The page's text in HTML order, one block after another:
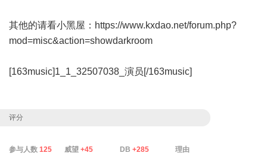
其他的请看小黑屋： https://www.kxdao.net/forum.php?
mod=misc&action=showdarkroom
[163music]1_1_32507038_演员[/163music]
评分
参与人数 125 威望 +45 DB +285 理由